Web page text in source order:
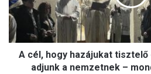
és
szerető
fiatalokat
adjunk
nemzetnek
A cél, hogy hazájukat
adjunk a nemzetnek –